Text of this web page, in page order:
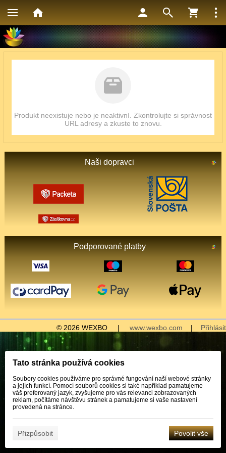
Naši dopravci
Podporované platby
Produkt neexistuje nebo je neaktivní. Zkontrolujte si správnost
URL adresy a zkuste to znovu.
© 2026 WEXBO | www.wexbo.com | Přihlásit
Tato stránka používá cookies
Soubory cookies používáme pro správné fungování naší webové stránky
a jejích funkcí. Pomocí souborů cookies si také například pamatujeme
váš preferovaný jazyk, zvyšujeme pro vás relevanci zobrazovaných
reklam, počítáme návštěvu stránek a pamatujeme si vaše nastavení
provedená na stránce.
Přizpůsobit Povolit vše